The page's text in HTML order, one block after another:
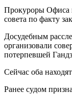
Прокуроры Офиса
совета по факту
Досудебным
организовали
потерпевшей
Сейчас оба
Ранее судом